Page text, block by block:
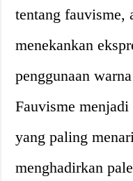
tentang fauvisme,
menekankan
penggunaan
Fauvisme
yang paling
menghadirkan